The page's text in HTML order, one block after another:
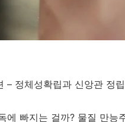
– 정체성확립과 신앙관 정
에 빠지는 걸까? 물질 만능